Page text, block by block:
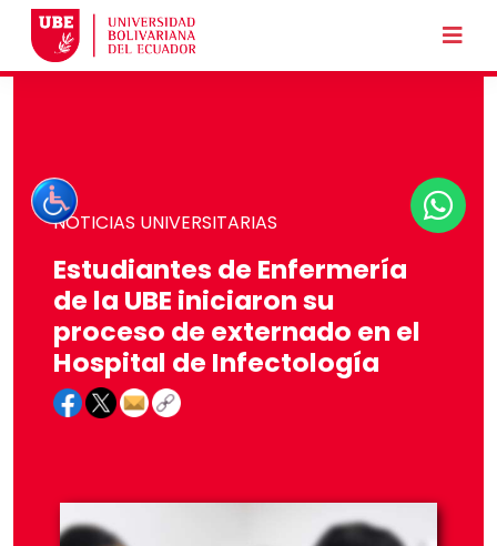
NOTICIAS UNIVERSITARIAS
Estudiantes de Enfermería
de la UBE iniciaron su
proceso de externado en el
Hospital de Infectología